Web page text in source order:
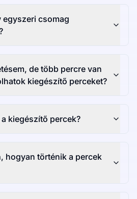
egyszeri csomag
de több percre van
kiegészítő perceket?
kiegészítő percek?
hogyan történik a percek